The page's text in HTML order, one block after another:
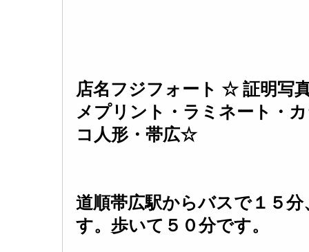
店名フジフォート ☆ 証明写
メプリント・ラミネート・
コ人形・帯広☆
道順帯広駅からバスで１５
す。歩いて５０分です。